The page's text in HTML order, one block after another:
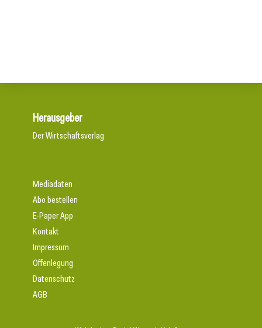
Herausgeber
Der Wirtschaftsverlag
Mediadaten
Abo bestellen
E-Paper App
Kontakt
Impressum
Offenlegung
Datenschutz
AGB